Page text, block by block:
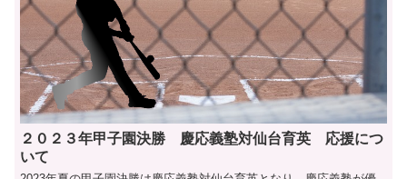
２０２３年甲子園決勝 慶応義塾対仙台育英 応援につ
いて